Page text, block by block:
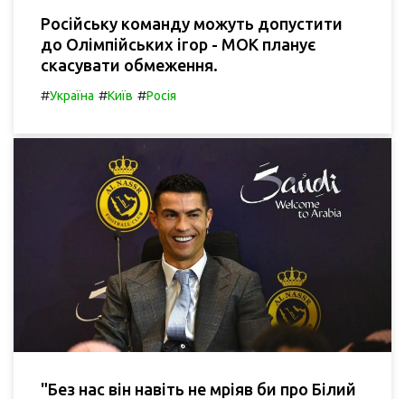
Російську команду можуть допустити
до Олімпійських ігор - МОК планує
скасувати обмеження.
#Україна #Київ #Росія
"Без нас він навіть не мріяв би про Білий